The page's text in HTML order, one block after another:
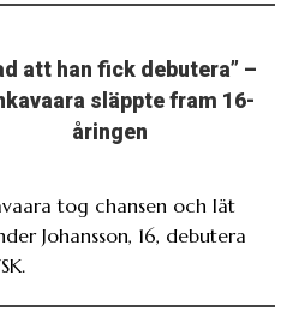
att han fick debutera” –
släppte fram 16-
åringen
tog chansen och lät
Johansson, 16, debutera